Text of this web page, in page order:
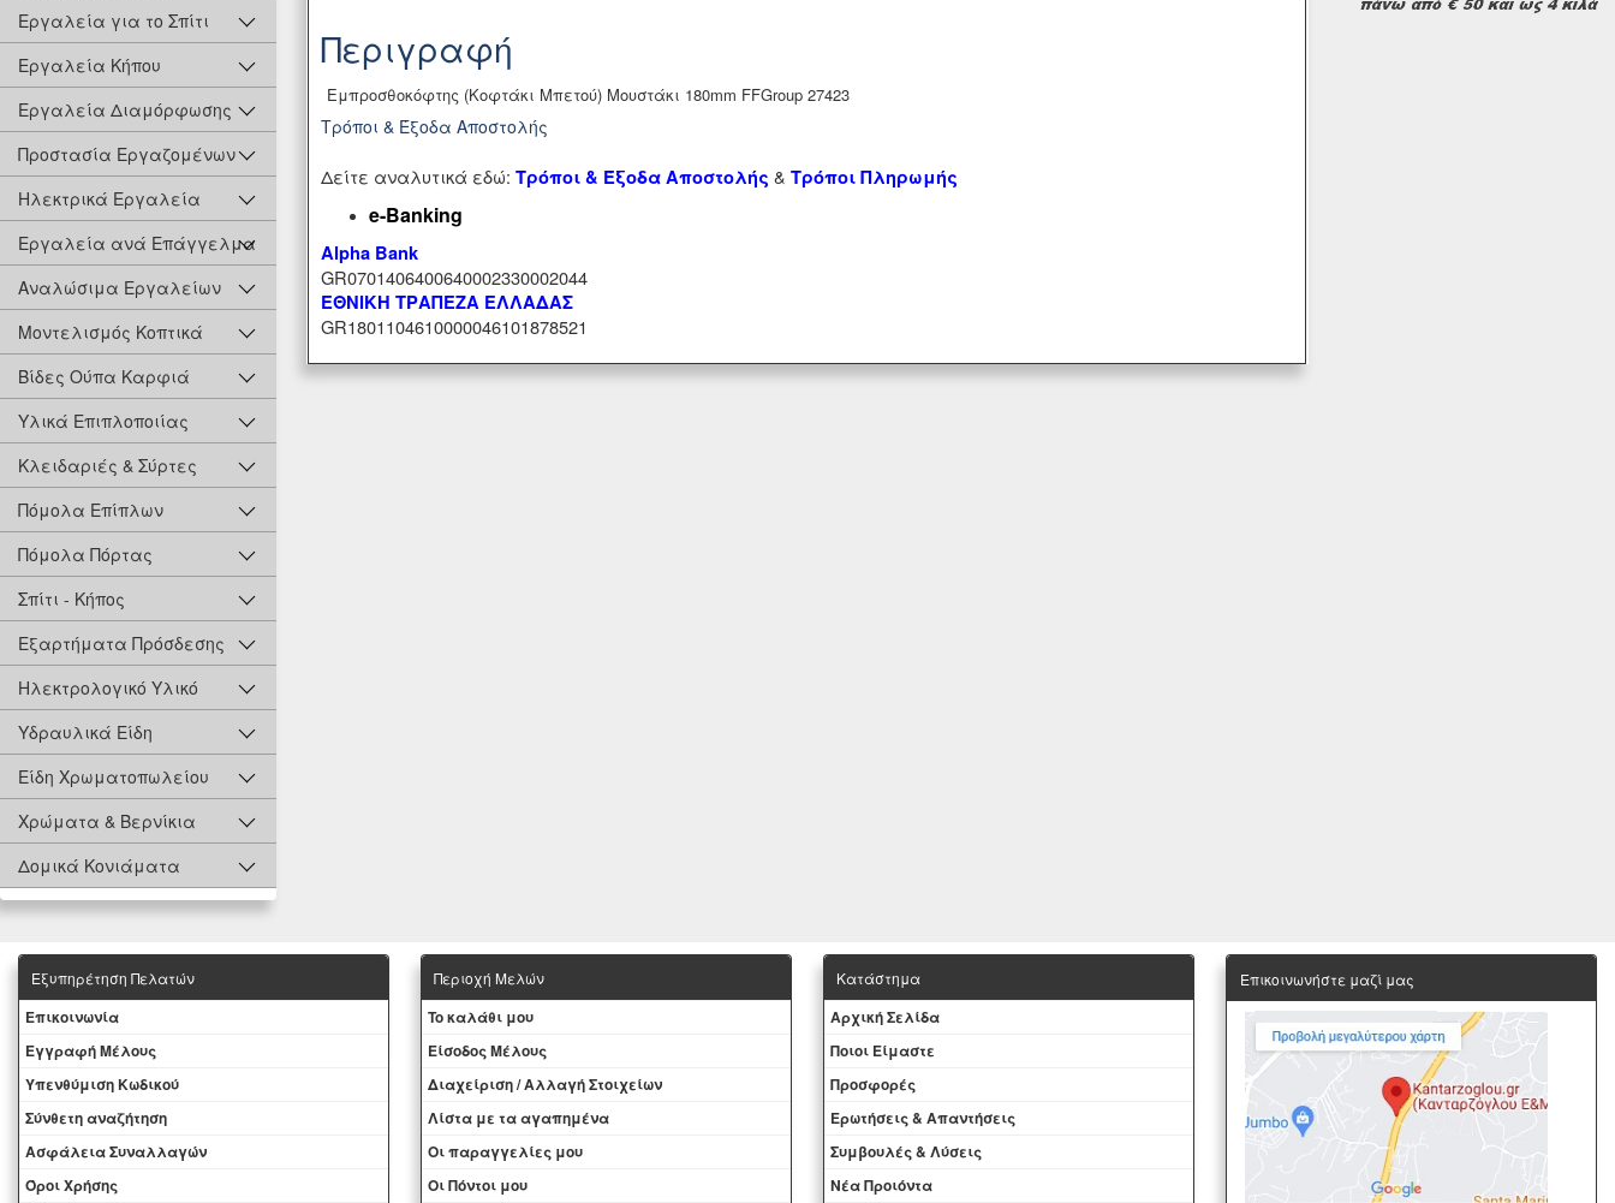
Εργαλεία για το Σπίτι
Εργαλεία Κήπου
Εργαλεία Διαμόρφωσης
Προστασία Εργαζομένων
Ηλεκτρικά Εργαλεία
Εργαλεία ανά Επάγγελμα
Αναλώσιμα Εργαλείων
Μοντελισμός Κοπτικά
Βίδες Ούπα Καρφιά
Υλικά Επιπλοποιίας
Κλειδαριές & Σύρτες
Πόμολα Επίπλων
Πόμολα Πόρτας
Σπίτι - Κήπος
Εξαρτήματα Πρόσδεσης
Ηλεκτρολογικό Υλικό
Υδραυλικά Είδη
Είδη Χρωματοπωλείου
Χρώματα & Βερνίκια
Δομικά Κονιάματα
Περιγραφή
Εμπροσθοκόφτης (Κοφτάκι Μπετού) Μουστάκι 180mm FFGroup 27423
Τρόποι & Έξοδα Αποστολής
Δείτε αναλυτικά εδώ:Τρόποι & Έξοδα Αποστολής &Τρόποι Πληρωμής
e-Banking
Alpha Bank
GR0701406400640002330002044
ΕΘΝΙΚΗ ΤΡΑΠΕΖΑ ΕΛΛΑΔΑΣ
GR1801104610000046101878521
Εξυπηρέτηση Πελατών
Eπικοινωνία
Εγγραφή Μέλους
Yπενθύμιση Κωδικού
Σύνθετη αναζήτηση
Ασφάλεια Συναλλαγών
Όροι Χρήσης
Περιοχή Mελών
To καλάθι μου
Eίσοδος Μέλους
Διαχείριση / Aλλαγή Στοιχείων
Λίστα με τα αγαπημένα
Oι παραγγελίες μου
Οι Πόντοι μου
Κατάστημα
Aρχική Σελίδα
Ποιοι Είμαστε
Προσφορές
Ερωτήσεις & Απαντήσεις
Συμβουλές & Λύσεις
Νέα Προιόντα
Επικοινωνήστε μαζί μας